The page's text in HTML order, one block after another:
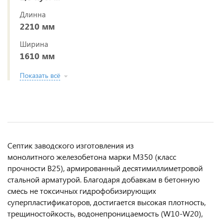
Длинна
2210 мм
Ширина
1610 мм
Показать всё
Септик заводского изготовления из
монолитного железобетона марки М350 (класс
прочности В25), армированный десятимиллиметровой
стальной арматурой. Благодаря добавкам в бетонную
смесь не токсичных гидрофобизирующих
суперпластификаторов, достигается высокая плотность,
трещиностойкость, водонепроницаемость (W10-W20),